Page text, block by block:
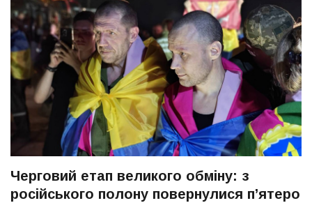
Черговий етап великого обміну: з
російського полону повернулися п’ятеро